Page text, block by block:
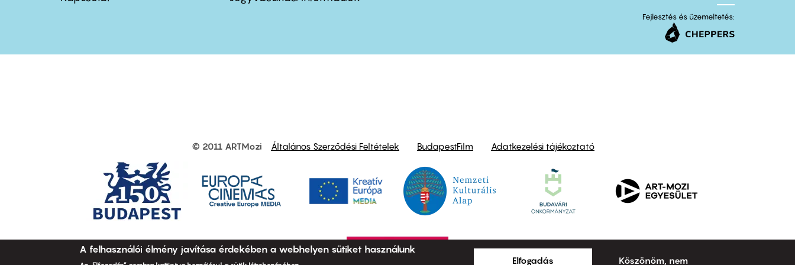
Fejlesztés és üzemeltetés:
other
© 2011 ARTMozi Általános Szerződési Feltételek BudapestFilm Adatkezelési tájékoztató
A felhasználói élmény javítása érdekében a webhelyen sütiket használunk
Elfogadás Köszönöm, nem